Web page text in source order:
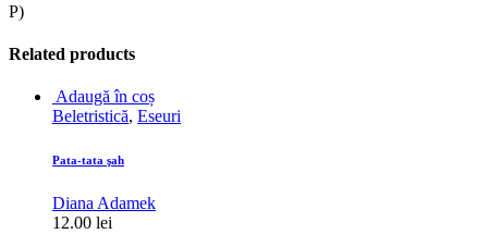
P)
Related products
Adaugă în coș
Beletristică, Eseuri
Pata-tata şah
Diana Adamek
12.00 lei